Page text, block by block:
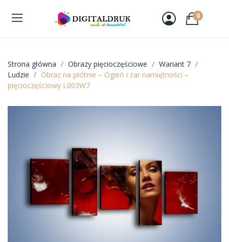
0
Strona główna Obrazy pięcioczęściowe
Wariant 7
Ludzie
Obraz na płótnie – Ogień i żar namiętności –
pięcioczęściowy L003W7